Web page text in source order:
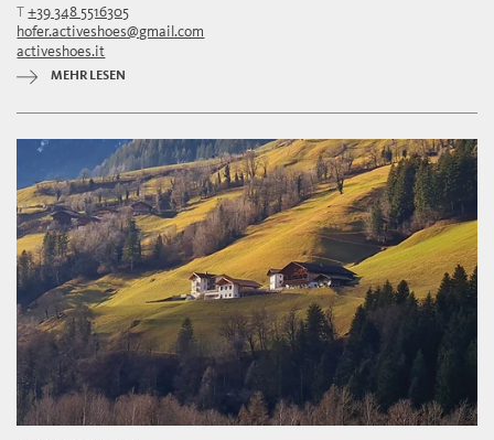
T+39 348 5516305
hofer.activeshoes@gmail.com
activeshoes.it
MEHR LESEN